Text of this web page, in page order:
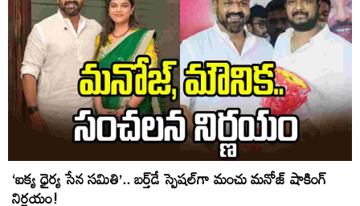
‘ఐక్య ధైర్య సేన సమితి’.. బర్త్‌డే స్పెషల్‌గా మంచు మనోజ్ షాకింగ్
నిర్ణయం!